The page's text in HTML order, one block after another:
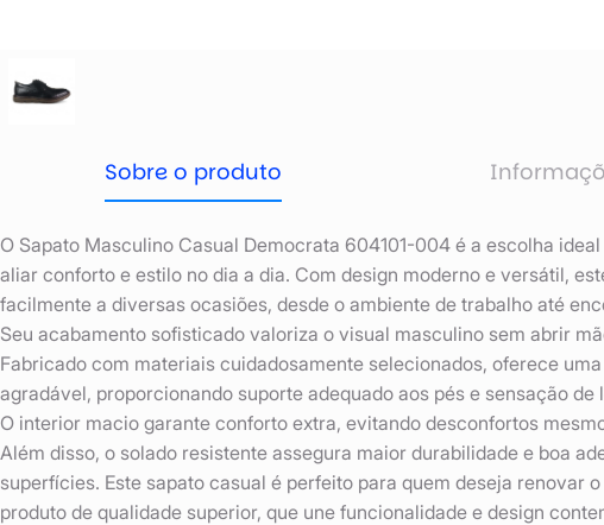
Sobre o produto
O Sapato Masculino Casual Democrata 604101-004 é a escolha
aliar conforto e estilo no dia a dia. Com design moderno e versátil,
facilmente a diversas ocasiões, desde o ambiente de trabalho até
Seu acabamento sofisticado valoriza o visual masculino sem abrir
Fabricado com materiais cuidadosamente selecionados, oferece
agradável, proporcionando suporte adequado aos pés e sensação de
O interior macio garante conforto extra, evitando desconfortos
Além disso, o solado resistente assegura maior durabilidade e boa
superfícies. Este sapato casual é perfeito para quem deseja renovar
produto de qualidade superior, que une funcionalidade e design